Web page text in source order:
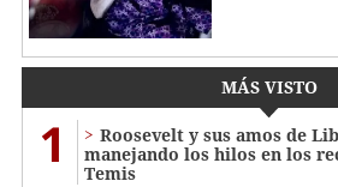
MÁS VISTO
1
Roosevelt y sus amos de
manejando los hilos en los
Temis